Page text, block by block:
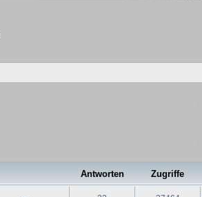
Antworten Zugriffe